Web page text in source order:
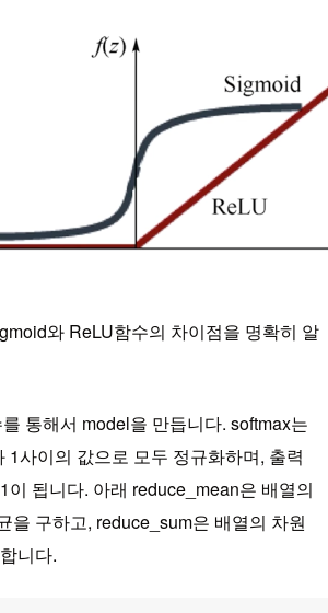
와 ReLU함수의 차이점을 명확히 알
통해서 model을 만듭니다. softmax는
1사이의 값으로 모두 정규화하며, 출력
이 됩니다. 아래 reduce_mean은 배열의
을 구하고, reduce_sum은 배열의 차원
니다.